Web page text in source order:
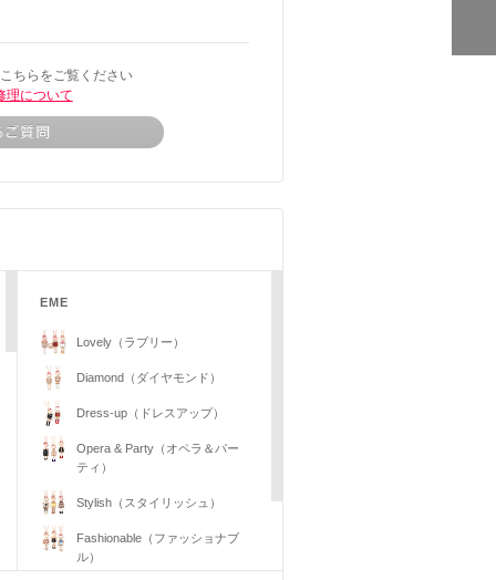
ちらをご覧ください
理について
EME
Lovely（ラブリー）
Diamond（ダイヤモンド）
Dress-up（ドレスアップ）
Opera & Party（オペラ＆パー
ティ）
Stylish（スタイリッシュ）
Fashionable（ファッショナブ
ル）